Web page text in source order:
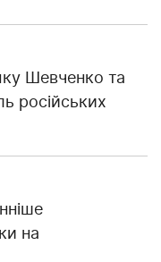
Шевченко та
російських
на